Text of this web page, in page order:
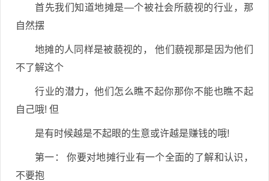
首先我们知道地摊是—个被社会所藐视的行业，那
自然摆
地摊的人同样是被藐视的， 他们藐视那是因为他们
不了解这个
行业的潜力，他们怎么瞧不起你那你不能也瞧不起
自己哦! 但
是有时候越是不起眼的生意或许越是赚钱的哦!
第一： 你要对地摊行业有一个全面的了解和认识，
不要抱